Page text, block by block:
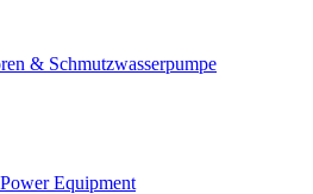
& Schmutzwasserpumpe
Equipment